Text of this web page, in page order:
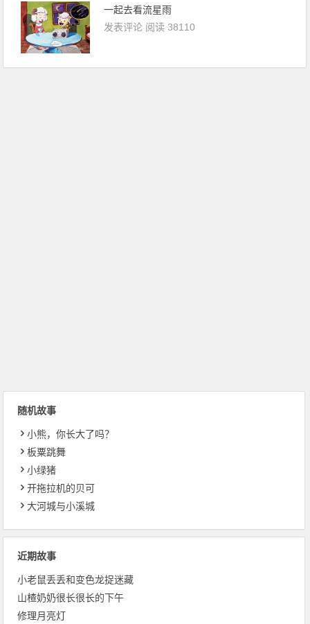
一起去看流星雨
发表评论 阅读 38110
随机故事
小熊，你长大了吗？
板粟跳舞
小绿猪
开拖拉机的贝可
大河城与小溪城
近期故事
小老鼠丢丢和变色龙捉迷藏
山楂奶奶很长很长的下午
修理月亮灯